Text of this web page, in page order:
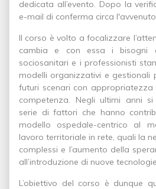
dedicata all’evento. Dopo la
e-mail di conferma circa
Il corso è volto a focalizzare
cambia e con essa i bisogni
sociosanitari e i professionisti
modelli organizzativi e gestionali
futuri scenari con
competenza. Negli ultimi anni
serie di fattori che hanno
modello ospedale-centrico al
lavoro territoriale in rete, quali la
complessi e l’aumento della
all’introduzione di nuove
L’obiettivo del corso è dunque